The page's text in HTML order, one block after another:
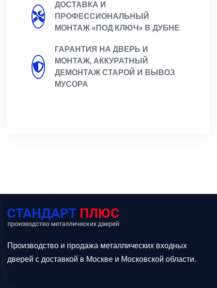
ДОСТАВКА И
ПРОФЕССИОНАЛЬНЫЙ
МОНТАЖ «ПОД КЛЮЧ» В ДУБНЕ
ГАРАНТИЯ НА ДВЕРЬ И
МОНТАЖ, АККУРАТНЫЙ
ДЕМОНТАЖ СТАРОЙ И ВЫВОЗ
МУСОРА
Производство и продажа металлических входных
дверей с доставкой в Москве и Московской области.